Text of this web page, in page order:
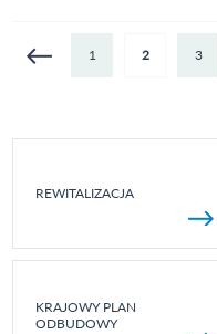
Strony 1 2 3
REWITALIZACJA
KRAJOWY PLAN
ODBUDOWY